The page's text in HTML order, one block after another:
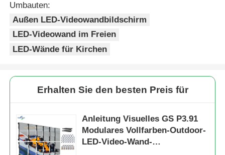
Umbauten:
Außen LED-Videowandbildschirm
LED-Videowand im Freien
LED-Wände für Kirchen
Erhalten Sie den besten Preis für
Anleitung Visuelles GS P3.91
Modulares Vollfarben-Outdoor-
LED-Video-Wand-